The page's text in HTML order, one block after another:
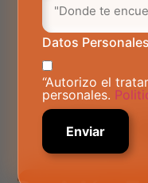
Blogs
Datos Personales
“Autorizo el
personales.